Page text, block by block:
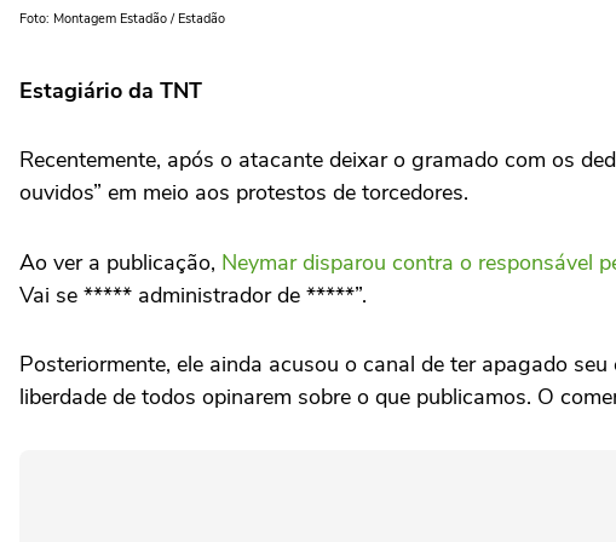
Foto: Montagem Estadão / Estadão
Estagiário da TNT
Recentemente, após o atacante deixar o gramado com os
ouvidos” em meio aos protestos de torcedores.
Ao ver a publicação, Neymar disparou contra o responsável
Vai se ***** administrador de *****”.
Posteriormente, ele ainda acusou o canal de ter apagado
liberdade de todos opinarem sobre o que publicamos. O